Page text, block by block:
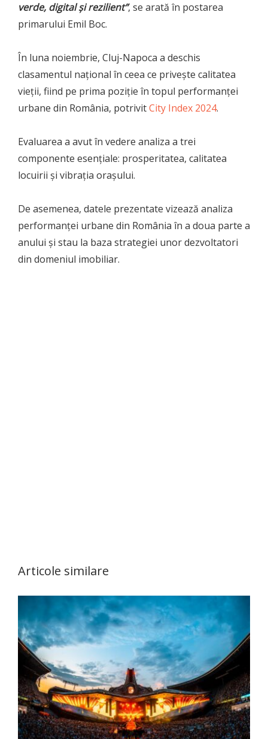
verde, digital și rezilient”, se arată în postarea
primarului Emil Boc.
În luna noiembrie, Cluj-Napoca a deschis
clasamentul național în ceea ce privește calitatea
vieții, fiind pe prima poziție în topul performanței
urbane din România, potrivitCity Index 2024.
Evaluarea a avut în vedere analiza a trei
componente esențiale: prosperitatea, calitatea
locuirii și vibrația orașului.
De asemenea, datele prezentate vizează analiza
performanței urbane din România în a doua parte a
anului și stau la baza strategiei unor dezvoltatori
din domeniul imobiliar.
Articole similare